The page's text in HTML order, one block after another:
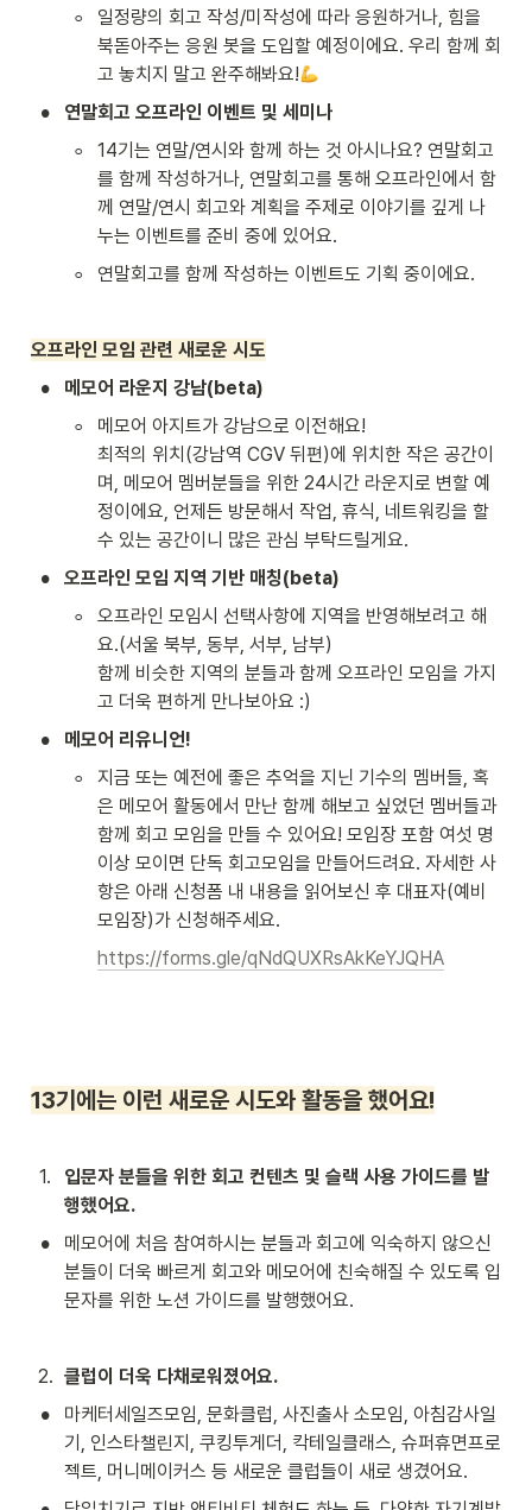
◦
일정량의 회고 작성/미작성에 따라 응원하거나, 힘을
북돋아주는 응원 봇을 도입할 예정이에요. 우리 함께 회
고 놓치지 말고 완주해봐요!
• 연말회고 오프라인 이벤트 및 세미나
◦
14기는 연말/연시와 함께 하는 것 아시나요? 연말회고
를 함께 작성하거나, 연말회고를 통해 오프라인에서 함
께 연말/연시 회고와 계획을 주제로 이야기를 깊게 나
누는 이벤트를 준비 중에 있어요.
◦ 연말회고를 함께 작성하는 이벤트도 기획 중이에요.
오프라인 모임 관련 새로운 시도
• 메모어 라운지 강남(beta)
◦
메모어 아지트가 강남으로 이전해요!
최적의 위치(강남역 CGV 뒤편)에 위치한 작은 공간이
며, 메모어 멤버분들을 위한 24시간 라운지로 변할 예
정이에요, 언제든 방문해서 작업, 휴식, 네트워킹을 할
수 있는 공간이니 많은 관심 부탁드릴게요.
• 오프라인 모임 지역 기반 매칭(beta)
◦
오프라인 모임시 선택사항에 지역을 반영해보려고 해
요.(서울 북부, 동부, 서부, 남부)
함께 비슷한 지역의 분들과 함께 오프라인 모임을 가지
고 더욱 편하게 만나보아요 :)
• 메모어 리유니언!
◦
지금 또는 예전에 좋은 추억을 지닌 기수의 멤버들, 혹
은 메모어 활동에서 만난 함께 해보고 싶었던 멤버들과
함께 회고 모임을 만들 수 있어요! 모임장 포함 여섯 명
이상 모이면 단독 회고모임을 만들어드려요. 자세한 사
항은 아래 신청폼 내 내용을 읽어보신 후 대표자(예비
모임장)가 신청해주세요.
https://forms.gle/qNdQUXRsAkKeYJQHA
13기에는 이런 새로운 시도와 활동을 했어요!
1.
입문자 분들을 위한 회고 컨텐츠 및 슬랙 사용 가이드를 발
행했어요.
•
메모어에 처음 참여하시는 분들과 회고에 익숙하지 않으신
분들이 더욱 빠르게 회고와 메모어에 친숙해질 수 있도록 입
문자를 위한 노션 가이드를 발행했어요.
2. 클럽이 더욱 다채로워졌어요.
•
마케터세일즈모임, 문화클럽, 사진출사 소모임, 아침감사일
기, 인스타챌린지, 쿠킹투게더, 칵테일클래스, 슈퍼휴면프로
젝트, 머니메이커스 등 새로운 클럽들이 새로 생겼어요.